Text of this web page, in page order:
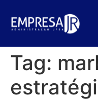
Tag: